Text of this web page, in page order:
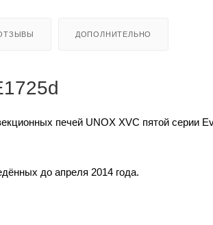
ДОПОЛНИТЕЛЬНО
печей UNOX XVC пятой серии
до апреля 2014 года.